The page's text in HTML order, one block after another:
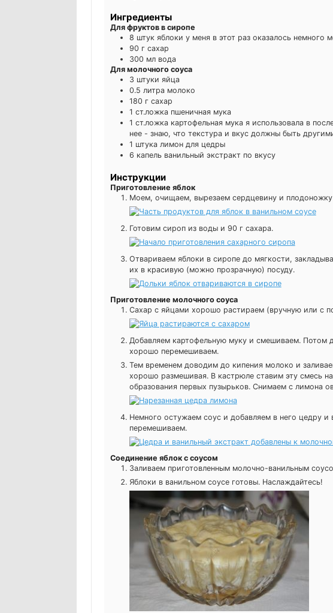
Ингредиенты
Для фруктов в сиропе
8 штук яблоки у меня в этот раз оказалось немного
90 г сахар
300 мл вода
Для молочного соуса
3 штуки яйца
0.5 литра молоко
180 г сахар
1 ст.ложка пшеничная мука
1 ст.ложка картофельная мука я использовала в
нее - знаю, что текстура и вкус должны быть
1 штука лимон для цедры
6 капель ванильный экстракт по вкусу
Инструкции
Приготовление яблок
Моем, очищаем, вырезаем сердцевину и плодоножку
Готовим сироп из воды и 90 г сахара.
Отвариваем яблоки в сиропе до мягкости,
их в красивую (можно прозрачную) посуду.
Приготовление молочного соуса
Сахар с яйцами хорошо растираем (вручную или с
Добавляем картофельную муку и смешиваем. Потом
хорошо перемешиваем.
Тем временем доводим до кипения молоко и
хорошо размешивая. В кастрюле ставим эту смесь
образования первых пузырьков. Снимаем с лимона
Немного остужаем соус и добавляем в него цедру и
перемешиваем.
Соединение яблок с соусом
Заливаем приготовленным молочно-ванильным
Яблоки в ванильном соусе готовы. Наслаждайтесь!